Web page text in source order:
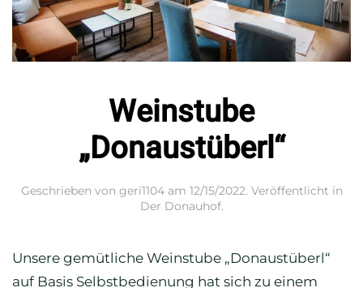
Weinstube
„Donaustüberl“
Geschrieben von geri1104am 12/15/2022. Veröffentlicht in
Der Donauhof.
Unsere gemütliche Weinstube „Donaustüberl“
auf Basis Selbstbedienung hat sich zu einem